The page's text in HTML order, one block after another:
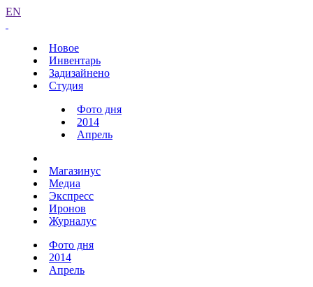
EN
Новое
Инвентарь
Задизайнено
Студия
Фото дня
2014
Апрель
Магазинус
Медиа
Экспресс
Иронов
Журналус
Фото дня
2014
Апрель